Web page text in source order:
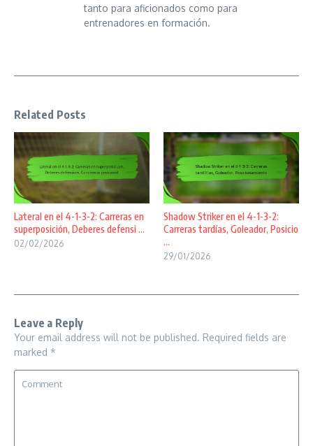
tanto para aficionados como para
entrenadores en formación.
Related Posts
Lateral en el 4-1-3-2: Carreras en
superposición, Deberes defensi ...
02/02/2026
Shadow Striker en el 4-1-3-2:
Carreras tardías, Goleador, Posicio
...
29/01/2026
Leave a Reply
Your email address will not be published. Required fields are
marked *